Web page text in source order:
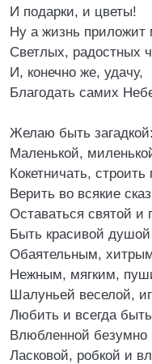
И подарки, и цветы!
Ну а жизнь приложит
Светлых, радостных
И, конечно же, удачу,
Благодать самих
Желаю быть загадкой:
Маленькой,
Кокетничать, строить
Верить во всякие
Оставаться святой и
Быть красивой
Обаятельным,
Нежным, мягким,
Шалуньей веселой,
Любить и всегда
Влюбленной безумно
Ласковой, робкой и